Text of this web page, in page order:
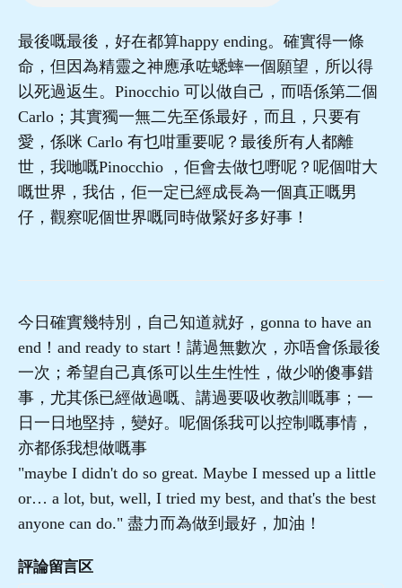
最後嘅最後，好在都算happy ending。確實得一條
命，但因為精靈之神應承咗蟋蟀一個願望，所以得
以死過返生。Pinocchio 可以做自己，而唔係第二個
Carlo；其實獨一無二先至係最好，而且，只要有
愛，係咪 Carlo 有乜咁重要呢？最後所有人都離
世，我哋嘅Pinocchio ，佢會去做乜嘢呢？呢個咁大
嘅世界，我估，佢一定已經成長為一個真正嘅男
仔，觀察呢個世界嘅同時做緊好多好事！
今日確實幾特別，自己知道就好，gonna to have an
end！and ready to start！講過無數次，亦唔會係最後
一次；希望自己真係可以生生性性，做少啲傻事錯
事，尤其係已經做過嘅、講過要吸收教訓嘅事；一
日一日地堅持，變好。呢個係我可以控制嘅事情，
亦都係我想做嘅事
"maybe I didn't do so great. Maybe I messed up a little
or… a lot, but, well, I tried my best, and that's the best
anyone can do." 盡力而為做到最好，加油！
評論留言区